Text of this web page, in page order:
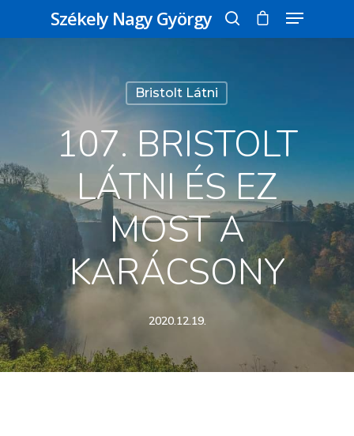
Üss egy entert a kereséshez, vagy nyomd
meg az ESC gombot a bezáráshoz
Székely Nagy György
Bristolt Látni
107. BRISTOLT
LÁTNI ÉS EZ
MOST A
KARÁCSONY
2020.12.19.